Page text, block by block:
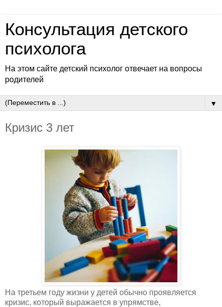
Консультация детского
психолога
На этом сайте детский психолог отвечает на вопросы
родителей
▼
Кризис 3 лет
На третьем году жизни у детей обычно проявляется
кризис, который выражается в упрямстве,